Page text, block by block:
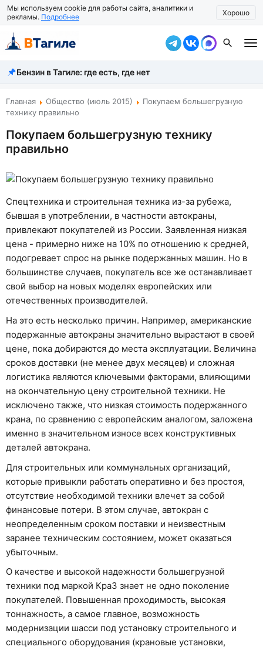
Мы используем cookie для работы сайта, аналитики и
рекламы. Подробнее Хорошо
Все новости
Происшествия
Власть
Жизнь
Общество
Рассказать новость
Бензин в Тагиле: где есть, где нет
Главная Общество (июль 2015)
Покупаем большегрузную
технику правильно
Покупаем большегрузную технику
правильно
Спецтехника и строительная техника из-за рубежа,
бывшая в употреблении, в частности автокраны,
привлекают покупателей из России. Заявленная низкая
цена - примерно ниже на 10% по отношению к средней,
подогревает спрос на рынке подержанных машин. Но в
большинстве случаев, покупатель все же останавливает
свой выбор на новых моделях европейских или
отечественных производителей.
На это есть несколько причин. Например, американские
подержанные автокраны значительно вырастают в своей
цене, пока добираются до места эксплуатации. Величина
сроков доставки (не менее двух месяцев) и сложная
логистика являются ключевыми факторами, влияющими
на окончательную цену строительной техники. Не
исключено также, что низкая стоимость подержанного
крана, по сравнению с европейским аналогом, заложена
именно в значительном износе всех конструктивных
деталей автокрана.
Для строительных или коммунальных организаций,
которые привыкли работать оперативно и без простоя,
отсутствие необходимой техники влечет за собой
финансовые потери. В этом случае, автокран с
неопределенным сроком поставки и неизвестным
заранее техническим состоянием, может оказаться
убыточным.
О качестве и высокой надежности большегрузной
техники под маркой КраЗ знает не одно поколение
покупателей. Повышенная проходимость, высокая
тоннажность, а самое главное, возможность
модернизации шасси под установку строительного и
специального оборудования (крановые установки,